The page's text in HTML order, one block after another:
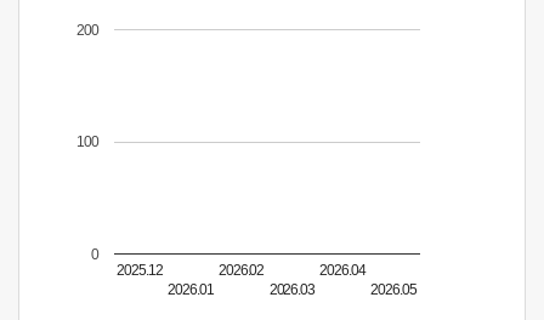
2025.12
2026.01
2026.02
2026.03
2026.04
2026.05
0
100
200